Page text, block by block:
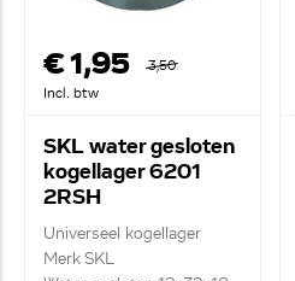
€ 1,95
3,50
Incl. btw
SKL water gesloten
kogellager 6201
2RSH
Universeel kogellager
Merk SKL